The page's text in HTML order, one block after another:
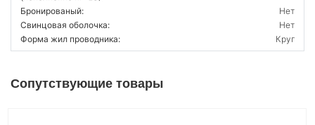
Бронированый:
Нет
Свинцовая оболочка:
Нет
Форма жил проводника:
Круг
Сопутствующие товары